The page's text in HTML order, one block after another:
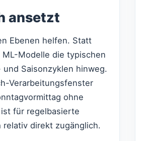
ansetzt
Ebenen helfen. Statt
Modelle die typischen
Saisonzyklen hinweg.
Verarbeitungsfenster
ohne
für regelbasierte
direkt zugänglich.